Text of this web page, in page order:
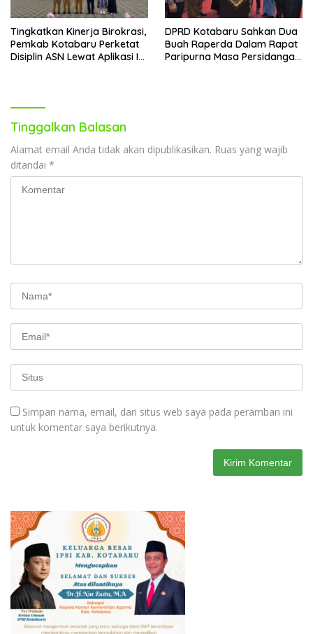
Tingkatkan Kinerja Birokrasi,
Pemkab Kotabaru Perketat
Disiplin ASN Lewat Aplikasi I-
DPRD Kotabaru Sahkan Dua
Buah Raperda Dalam Rapat
Paripurna Masa Persidangan
Tinggalkan Balasan
Alamat email Anda tidak akan dipublikasikan. Ruas yang wajib
ditandai *
Simpan nama, email, dan situs web saya pada peramban ini
untuk komentar saya berikutnya.